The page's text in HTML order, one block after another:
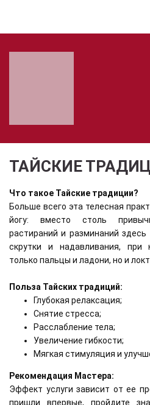
ТАЙСКИЕ
Что такое Тайские традиции?
Больше всего эта телесная
йогу: вместо столь
растираний и разминаний
скрутки и надавливания, при
только пальцы и ладони, но и
Польза Тайских традиций:
Глубокая релаксация;
Снятие стресса;
Расслабление тела;
Увеличение гибкости;
Мягкая стимуляция и
Рекомендация Мастера:
Эффект услуги зависит от ее
пришли впервые, пройдите